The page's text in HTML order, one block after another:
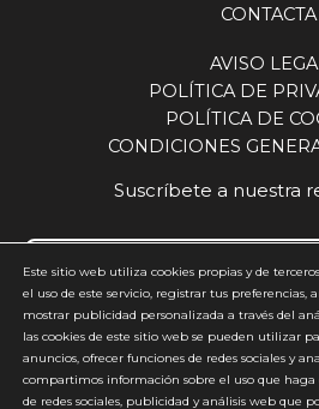
CONTACTA
AVISO
POLÍTICA DE
POLÍTICA DE
CONDICIONES
Suscríbete a nuestra
Acepto y estoy de acuerdo con la
*
Este sitio web utiliza cookies propias y de
el uso de este servicio, registrar tus preferencias,
mostrar publicidad personalizada a través del
las cookies de este sitio web se pueden utilizar
anuncios, ofrecer funciones de redes sociales y
compartimos información sobre el uso que haga
de redes sociales, publicidad y análisis web que